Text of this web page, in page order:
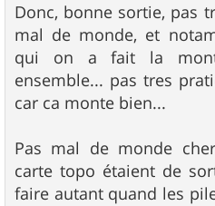
Donc, bonne sortie, pas
mal de monde, et
qui on a fait la
ensemble... pas tres
car ca monte bien...
Pas mal de monde
carte topo étaient de
faire autant quand les